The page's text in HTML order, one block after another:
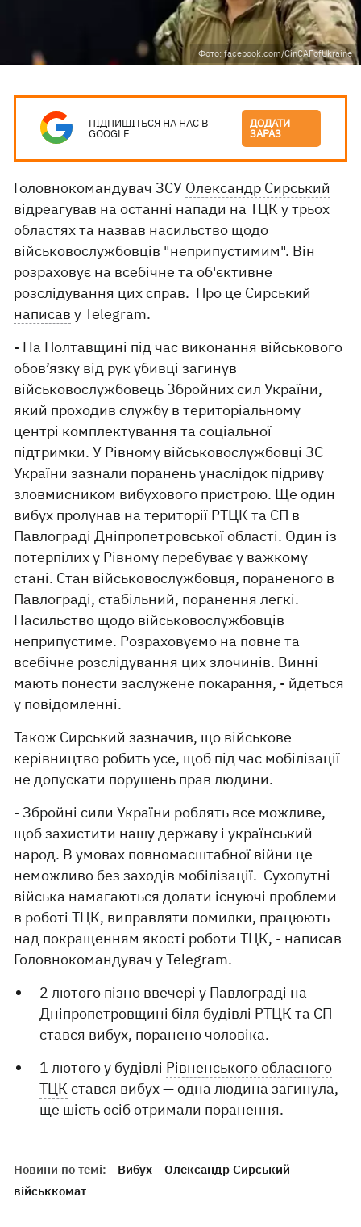
Фото: facebook.com/CinCAFofUkraine
ПІДПИШІТЬСЯ НА НАС В
GOOGLE
ДОДАТИ
ЗАРАЗ
Головнокомандувач ЗСУ Олександр Сирський
відреагував на останні напади на ТЦК у трьох
областях та назвав насильство щодо
військовослужбовців "неприпустимим". Він
розраховує на всебічне та об'єктивне
розслідування цих справ. Про це Сирський
написав у Telegram.
- На Полтавщині під час виконання військового
обов’язку від рук убивці загинув
військовослужбовець Збройних сил України,
який проходив службу в територіальному
центрі комплектування та соціальної
підтримки. У Рівному військовослужбовці ЗС
України зазнали поранень унаслідок підриву
зловмисником вибухового пристрою. Ще один
вибух пролунав на території РТЦК та СП в
Павлограді Дніпропетровської області. Один із
потерпілих у Рівному перебуває у важкому
стані. Стан військовослужбовця, пораненого в
Павлограді, стабільний, поранення легкі.
Насильство щодо військовослужбовців
неприпустиме. Розраховуємо на повне та
всебічне розслідування цих злочинів. Винні
мають понести заслужене покарання, - йдеться
у повідомленні.
Також Сирський зазначив, що військове
керівництво робить усе, щоб під час мобілізації
не допускати порушень прав людини.
- Збройні сили України роблять все можливе,
щоб захистити нашу державу і український
народ. В умовах повномасштабної війни це
неможливо без заходів мобілізації. Сухопутні
війська намагаються долати існуючі проблеми
в роботі ТЦК, виправляти помилки, працюють
над покращенням якості роботи ТЦК, - написав
Головнокомандувач у Telegram.
2 лютого пізно ввечері у Павлограді на
Дніпропетровщині біля будівлі РТЦК та СП
стався вибух, поранено чоловіка.
1 лютого у будівлі Рівненського обласного
ТЦКстався вибух — одна людина загинула,
ще шість осіб отримали поранення.
Новини по темі: Вибух
Олександр Сирський
військкомат